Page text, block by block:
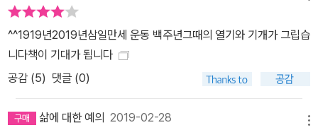
^^1919년2019년삼일만세 운동 백주년그때의 열기와 기개가 그립습
니다책이 기대가 됩니다
공감 (5) 댓글 (0)
삶에 대한 예의 2019-02-28